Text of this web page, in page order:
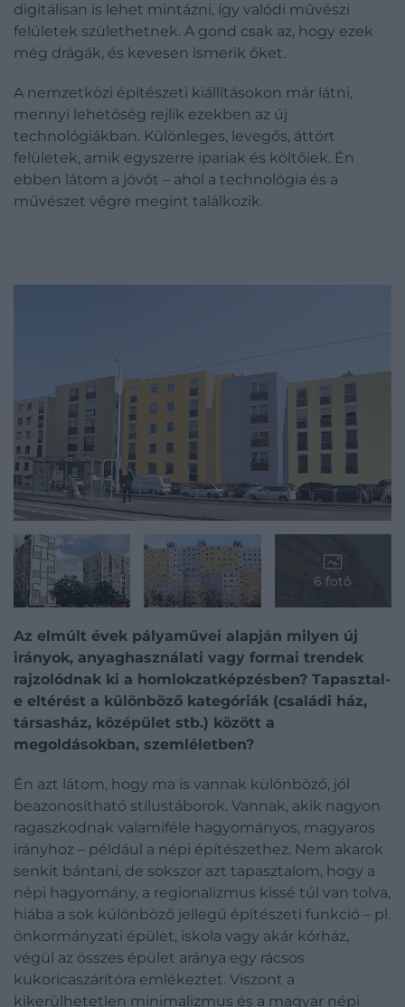
digitálisan is lehet mintázni, így valódi művészi
felületek születhetnek. A gond csak az, hogy ezek
még drágák, és kevesen ismerik őket.
A nemzetközi építészeti kiállításokon már látni,
mennyi lehetőség rejlik ezekben az új
technológiákban. Különleges, levegős, áttört
felületek, amik egyszerre ipariak és költőiek. Én
ebben látom a jövőt – ahol a technológia és a
művészet végre megint találkozik.
6 fotó
Az elmúlt évek pályaművei alapján milyen új
irányok, anyaghasználati vagy formai trendek
rajzolódnak ki a homlokzatképzésben? Tapasztal-
e eltérést a különböző kategóriák (családi ház,
társasház, középület stb.) között a
megoldásokban, szemléletben?
Én azt látom, hogy ma is vannak különböző, jól
beazonosítható stílustáborok. Vannak, akik nagyon
ragaszkodnak valamiféle hagyományos, magyaros
irányhoz – például a népi építészethez. Nem akarok
senkit bántani, de sokszor azt tapasztalom, hogy a
népi hagyomány, a regionalizmus kissé túl van tolva,
hiába a sok különböző jellegű építészeti funkció – pl.
önkormányzati épület, iskola vagy akár kórház,
végül az összes épület aránya egy rácsos
kukoricaszárítóra emlékeztet. Viszont a
kikerülhetetlen minimalizmus és a magyar népi